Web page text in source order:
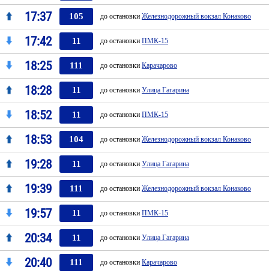
17:37 105 до остановки Железнодорожный вокзал Конаково
17:42 11 до остановки ПМК-15
18:25 111 до остановки Карачарово
18:28 11 до остановки Улица Гагарина
18:52 11 до остановки ПМК-15
18:53 104 до остановки Железнодорожный вокзал Конаково
19:28 11 до остановки Улица Гагарина
19:39 111 до остановки Железнодорожный вокзал Конаково
19:57 11 до остановки ПМК-15
20:34 11 до остановки Улица Гагарина
20:40 111 до остановки Карачарово